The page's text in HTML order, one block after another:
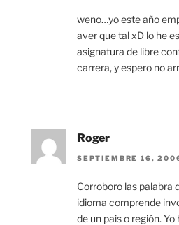
weno…yo este año
aver que tal xD lo he
asignatura de libre
carrera, y espero no
Roger
SEPTIEMBRE 16,
Corroboro las palabra
idioma comprende
de un pais o región.